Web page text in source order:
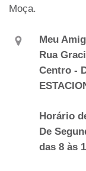
Moça.
Meu
Rua
Centro -
Horário
De
das 8 às